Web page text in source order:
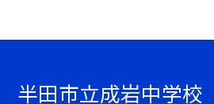
半田市立成岩中学校